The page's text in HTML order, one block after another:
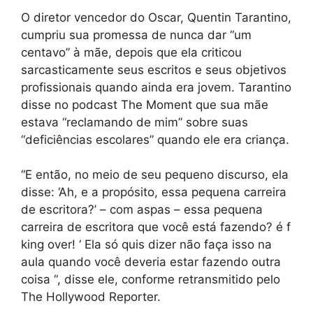
O diretor vencedor do Oscar, Quentin Tarantino,
cumpriu sua promessa de nunca dar “um
centavo” à mãe, depois que ela criticou
sarcasticamente seus escritos e seus objetivos
profissionais quando ainda era jovem. Tarantino
disse no podcast The Moment que sua mãe
estava “reclamando de mim” sobre suas
“deficiências escolares” quando ele era criança.
“E então, no meio de seu pequeno discurso, ela
disse: ‘Ah, e a propósito, essa pequena carreira
de escritora?’ – com aspas – essa pequena
carreira de escritora que você está fazendo? é f
king over! ‘ Ela só quis dizer não faça isso na
aula quando você deveria estar fazendo outra
coisa “, disse ele, conforme retransmitido pelo
The Hollywood Reporter.